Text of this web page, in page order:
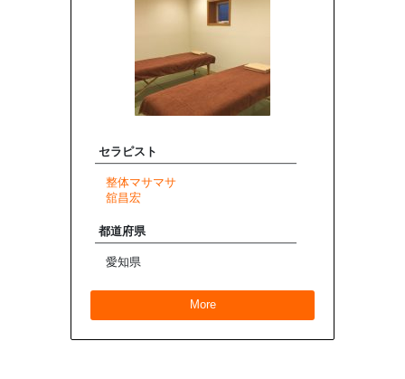
セラピスト
整体マサマサ
舘昌宏
都道府県
愛知県
More